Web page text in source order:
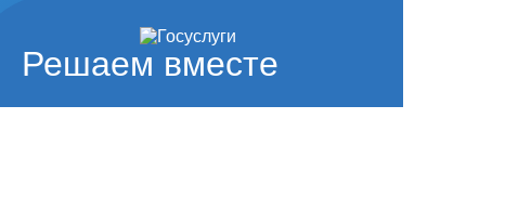
Решаем вместе